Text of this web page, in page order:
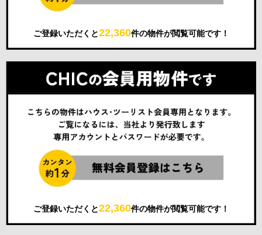
ご登録いただくと22,360件の物件が閲覧可能です！
ご登録いただくと22,360件の物件が閲覧可能です！